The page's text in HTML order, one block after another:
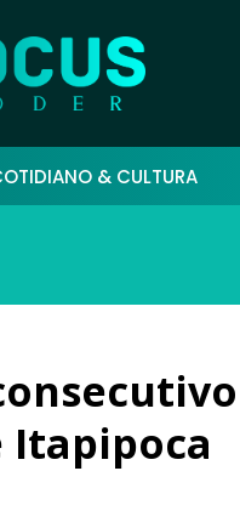
& CULTURA
Itapipoca